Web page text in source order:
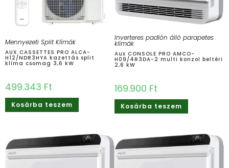
Mennyezeti Split Klímák
AUX CASSETTES PRO ALCA-
H12/NDR3HYA kazettás split
klíma csomag 3,6 kW
499.343 Ft
Kosárba teszem
Inverteres padlón álló parapetes
klímák
Aux CONSOLE PRO AMCO-
H09/4R3DA-2 multi konzol beltéri
2,6 kW
169.900 Ft
Kosárba teszem